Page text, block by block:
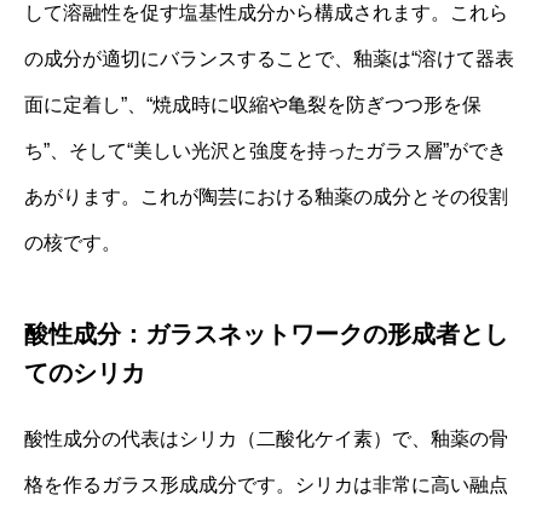
して溶融性を促す塩基性成分から構成されます。これら
の成分が適切にバランスすることで、釉薬は“溶けて器表
面に定着し”、“焼成時に収縮や亀裂を防ぎつつ形を保
ち”、そして“美しい光沢と強度を持ったガラス層”ができ
あがります。これが陶芸における釉薬の成分とその役割
の核です。
酸性成分：ガラスネットワークの形成者とし
てのシリカ
酸性成分の代表はシリカ（二酸化ケイ素）で、釉薬の骨
格を作るガラス形成成分です。シリカは非常に高い融点